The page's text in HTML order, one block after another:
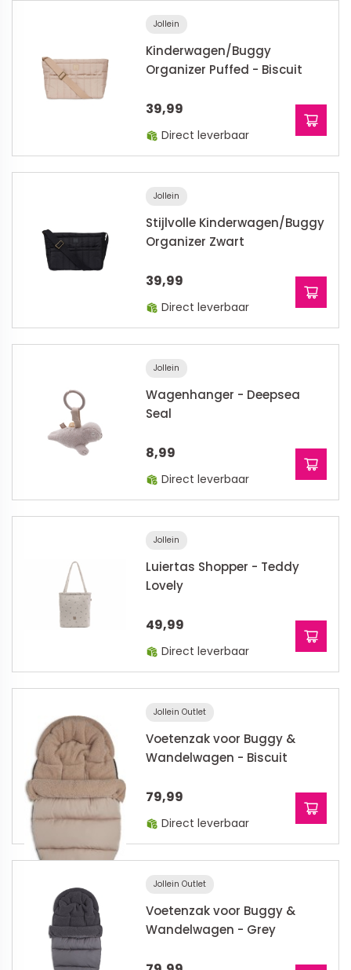
Jollein
Kinderwagen/Buggy
Organizer Puffed - Biscuit
39,99
Direct leverbaar
Jollein
Stijlvolle Kinderwagen/Buggy
Organizer Zwart
39,99
Direct leverbaar
Jollein
Wagenhanger - Deepsea
Seal
8,99
Direct leverbaar
Jollein
Luiertas Shopper - Teddy
Lovely
49,99
Direct leverbaar
Jollein Outlet
Voetenzak voor Buggy &
Wandelwagen - Biscuit
79,99
Direct leverbaar
Jollein Outlet
Voetenzak voor Buggy &
Wandelwagen - Grey